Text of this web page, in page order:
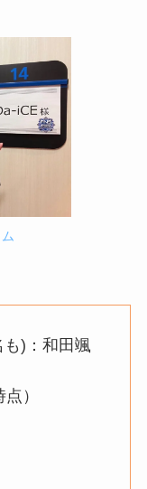
)：和田颯
）